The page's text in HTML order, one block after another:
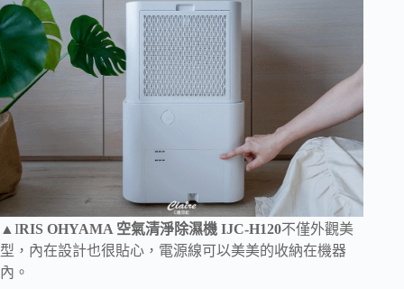
▲IRIS OHYAMA 空氣清淨除濕機 IJC-H120不僅外觀美
型，內在設計也很貼心，電源線可以美美的收納在機器
內。